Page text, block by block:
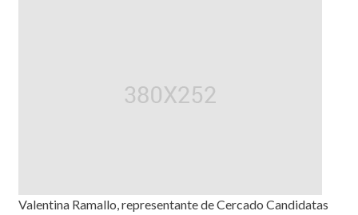
Valentina Ramallo, representante de Cercado Candidatas